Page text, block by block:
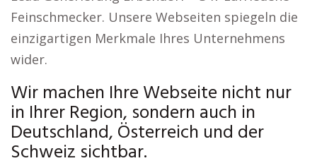
Feinschmecker. Unsere Webseiten spiegeln die
einzigartigen Merkmale Ihres Unternehmens
wider.
Wir machen Ihre Webseite nicht nur
in Ihrer Region, sondern auch in
Deutschland, Österreich und der
Schweiz sichtbar.